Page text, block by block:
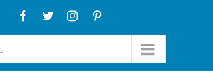
Facebook
TwitterInstagram